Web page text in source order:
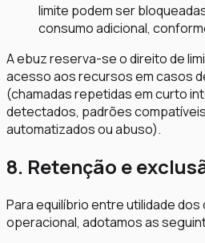
limite podem ser
consumo adicional,
A ebuz reserva-se o direito de
acesso aos recursos em casos
(chamadas repetidas em curto
detectados, padrões
automatizados ou abuso).
8. Retenção e
Para equilíbrio entre utilidade
operacional, adotamos as